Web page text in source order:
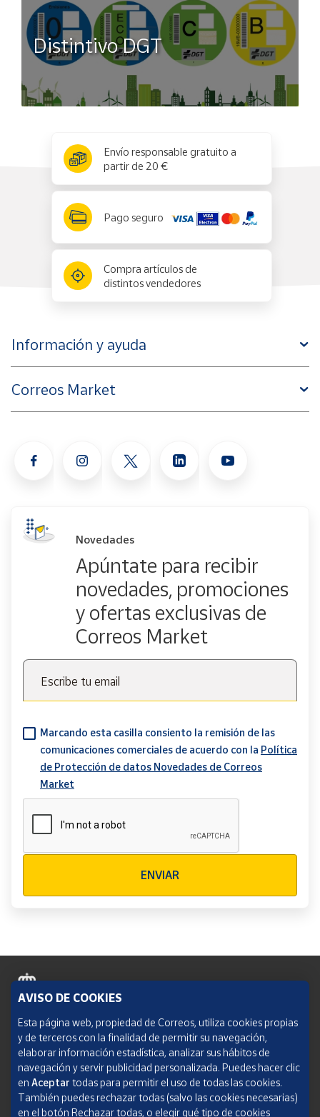
Distintivo DGT
Envío responsable gratuito a
partir de 20 €
Pago seguro
Compra artículos de
distintos vendedores
Información y ayuda
Correos Market
Novedades
Apúntate para recibir
novedades, promociones
y ofertas exclusivas de
Correos Market
Escribe tu email
Marcando esta casilla consiento la remisión de las
comunicaciones comerciales de acuerdo con la Política
de Protección de datos Novedades de Correos
Market
ENVIAR
Política de cookies
Aviso legal
Condiciones del servicio
Política de Privacidad Web
AVISO DE COOKIES
Esta página web, propiedad de Correos, utiliza cookies propias
y de terceros con la finalidad de permitir su navegación,
elaborar información estadística, analizar sus hábitos de
navegación y servir publicidad personalizada. Puedes hacer clic
en Aceptar todas para permitir el uso de todas las cookies.
También puedes rechazar todas (salvo las cookies necesarias)
en el botón Rechazar todas, o elegir qué tipo de cookies